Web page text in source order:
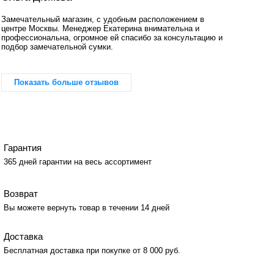
Замечательный магазин, с удобным расположением в
центре Москвы. Менеджер Екатерина внимательна и
профессиональна, огромное ей спасибо за консультацию и
подбор замечательной сумки.
Показать больше отзывов
Гарантия
365 дней гарантии на весь ассортимент
Возврат
Вы можете вернуть товар в течении 14 дней
Доставка
Бесплатная доставка при покупке от 8 000 руб.